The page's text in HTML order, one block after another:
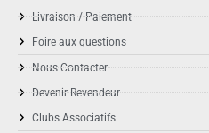
Livraison / Paiement
Foire aux questions
Nous Contacter
Devenir Revendeur
Clubs Associatifs